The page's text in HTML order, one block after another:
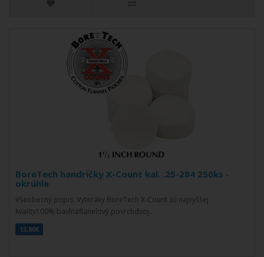
BoreTech handričky X-Count kal. .25-284 250ks -
okrúhle
Všeobecný popis: Vyteráky BoreTech X-Count sú najvyššej
kvality100% bavlnaflanelový povrchdvoj..
13,80€